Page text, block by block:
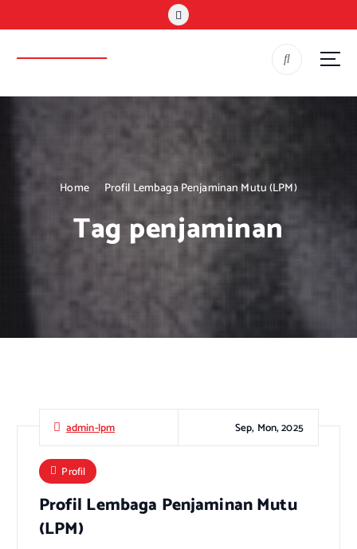
k
o
LPM UKWK
Home Profil Lembaga Penjaminan Mutu (LPM)
Tag penjaminan
admin-lpm Sep, Mon, 2025
Profil
Profil Lembaga Penjaminan Mutu
(LPM)